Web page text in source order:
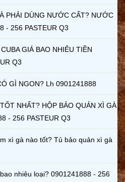
PHẢI DÙNG NƯỚC CẤT? NƯỚC
- 256 PASTEUR Q3
GIÁ BAO NHIÊU TIỀN
Q3
GÌ NGON? Lh 0901241888
NHẤT? HỘP BẢO QUẢN XÌ GÀ
- 256 PASTEUR Q3
xì gà nào tốt? Tủ bảo quản xì gà
nhiêu loại? 0901241888 - 256